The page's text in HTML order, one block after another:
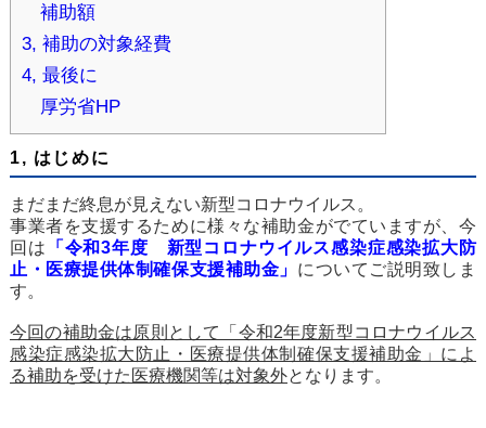
補助額
3, 補助の対象経費
4, 最後に
厚労省HP
1, はじめに
まだまだ終息が見えない新型コロナウイルス。
事業者を支援するために様々な補助金がでていますが、今
回は 「令和3年度 新型コロナウイルス感染症感染拡大防
止・医療提供体制確保支援補助金」 についてご説明致しま
す。
今回の補助金は原則として「令和2年度新型コロナウイルス
感染症感染拡大防止・医療提供体制確保支援補助金」によ
る補助を受けた医療機関等は対象外となります。